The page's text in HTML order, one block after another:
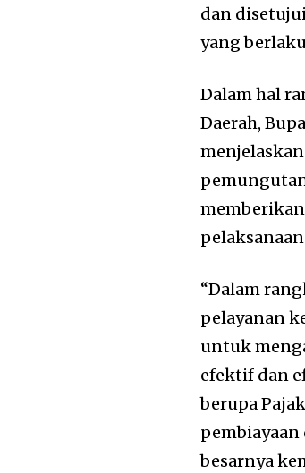
dan
yang
Dalam hal
Daerah,
“Dalam
pelayanan
untuk
efektif dan
berupa
besarnya